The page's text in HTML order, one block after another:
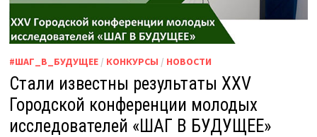
#ШАГ_В_БУДУЩЕЕ/ КОНКУРСЫ / НОВОСТИ
Стали известны результаты XXV
Городской конференции молодых
исследователей «ШАГ В БУДУЩЕЕ»